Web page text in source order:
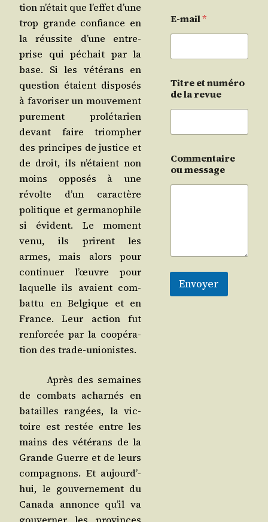
tion n’é­tait que l’ef­fet d’une
trop grande confiance en
la réus­site d’une entre­
prise qui péchait par la
base. Si les vété­rans en
ques­tion étaient dis­po­sés
à favo­ri­ser un mou­ve­ment
pure­ment pro­lé­ta­rien
devant faire triom­pher
des prin­cipes de jus­tice et
de droit, ils n’é­taient non
moins oppo­sés à une
révolte d’un carac­tère
poli­tique et ger­ma­no­phile
si évident. Le moment
venu, ils prirent les
armes, mais alors pour
conti­nuer l’œuvre pour
laquelle ils avaient com­
bat­tu en Bel­gique et en
France. Leur action fut
ren­for­cée par la coopé­ra­
tion des trade-unionistes.
Après des semaines
de com­bats achar­nés en
batailles ran­gées, la vic­
toire est res­tée entre les
mains des vété­rans de la
Grande Guerre et de leurs
com­pa­gnons. Et aujourd’­
hui, le gou­ver­ne­ment du
Cana­da annonce qu’il va
E-mail*
Titre et numéro
de la revue
Commentaire
ou message
Envoyer